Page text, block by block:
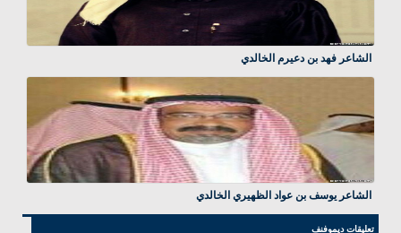
الشاعر فهد بن دعيرم الخالدي
الشاعر يوسف بن عواد الظهيري الخالدي
تعليقات ديموفنف